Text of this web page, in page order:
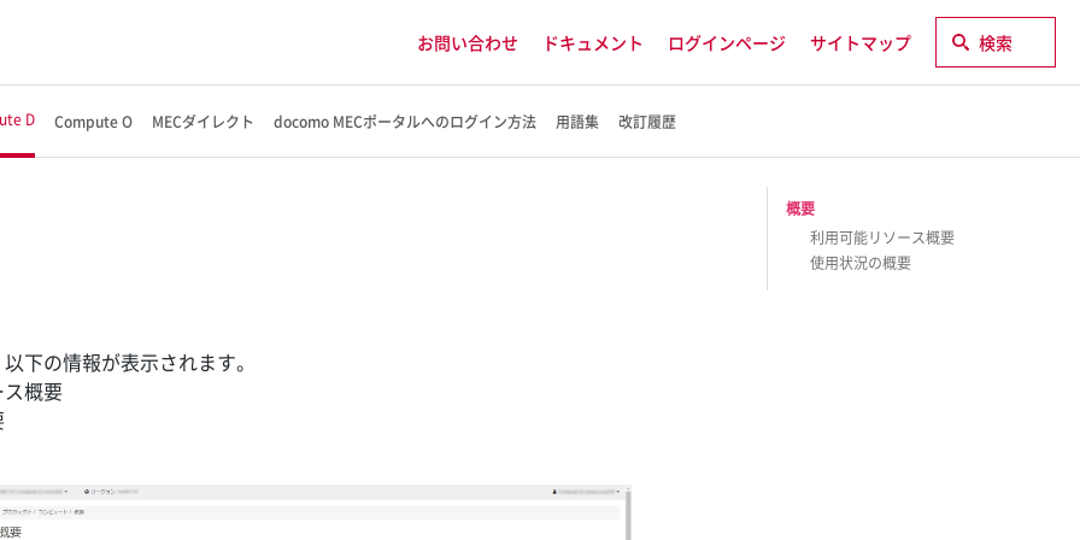
お問い合わせ ドキュメント ログインページ サイトマップ 検索
D Compute O MECダイレクト docomo MECポータルへのログイン方法 用語集 改訂履歴
下の情報が表示されます。
概要
概要
利用可能リソース概要
使用状況の概要